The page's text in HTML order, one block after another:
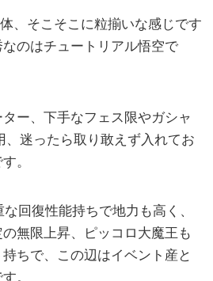
、そこそこに粒揃いな感じです
のはチュートリアル悟空で
ー、下手なフェス限やガシャ
、迷ったら取り敢えず入れてお
。
回復性能持ちで地力も高く、
無限上昇、ピッコロ大魔王も
ちで、この辺はイベント産と
。